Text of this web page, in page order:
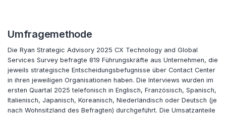
Umfragemethode
Die Ryan Strategic Advisory 2025 CX Technology and Global
Services Survey befragte 819 Führungskräfte aus Unternehmen, die
jeweils strategische Entscheidungsbefugnisse über Contact Center
in ihren jeweiligen Organisationen haben. Die Interviews wurden im
ersten Quartal 2025 telefonisch in Englisch, Französisch, Spanisch,
Italienisch, Japanisch, Koreanisch, Niederländisch oder Deutsch (je
nach Wohnsitzland des Befragten) durchgeführt. Die Umsatzanteile